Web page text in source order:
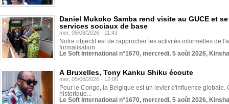
Daniel Mukoko Samba rend visite au GUCE et
services sociaux de base
mer, 05/08/2026 - 11:43
Notre objectif est de rapprocher les activités informelles de
formalisation.
Le Soft International n°1670, mercredi, 5 août 2026,
À Bruxelles, Tony Kanku Shiku écoute
mer, 05/08/2026 - 12:06
Pour le Congo, la Belgique est un levier d'influence globale.
historique...
Le Soft International n°1670, mercredi, 5 août 2026,